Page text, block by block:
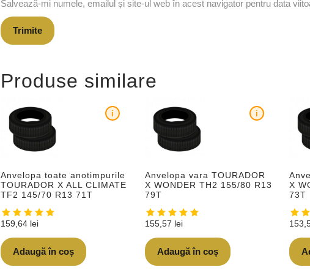
Salvează-mi numele, emailul și site-ul web în acest navigator pentru data
Produse similare
Anvelopa toate anotimpurile
TOURADOR X ALL CLIMATE
TF2 145/70 R13 71T
i
159,64 lei
Adaugă în coș
Anvelopa vara TOURADOR
X WONDER TH2 155/80 R13
79T
i
155,57 lei
Adaugă în coș
X
73T